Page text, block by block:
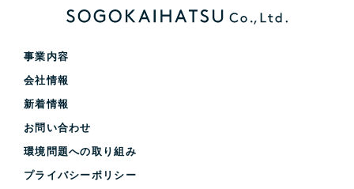
事業内容
会社情報
新着情報
お問い合わせ
環境問題への取り組み
プライバシーポリシー